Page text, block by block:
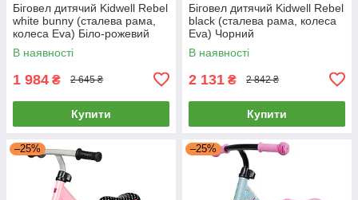
Біговел дитячий Kidwell Rebel
white bunny (сталева рама,
колеса Eva) Біло-рожевий
В наявності
1 984 ₴ 2 645 ₴
Купити
Біговел дитячий Kidwell Rebel
black (сталева рама, колеса
Eva) Чорний
В наявності
2 131 ₴ 2 842 ₴
Купити
–25% –25%